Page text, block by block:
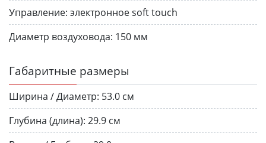
Управление: электронное soft touch
Диаметр воздуховода: 150 мм
Габаритные размеры
Ширина / Диаметр: 53.0 см
Глубина (длина): 29.9 см